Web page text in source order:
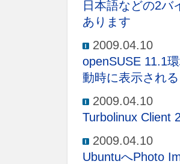
日本語などの2バ
あります
2009.04.10
openSUSE 11.1
動時に表示され
2009.04.10
Turbolinux Client
2009.04.10
UbuntuへPhoto